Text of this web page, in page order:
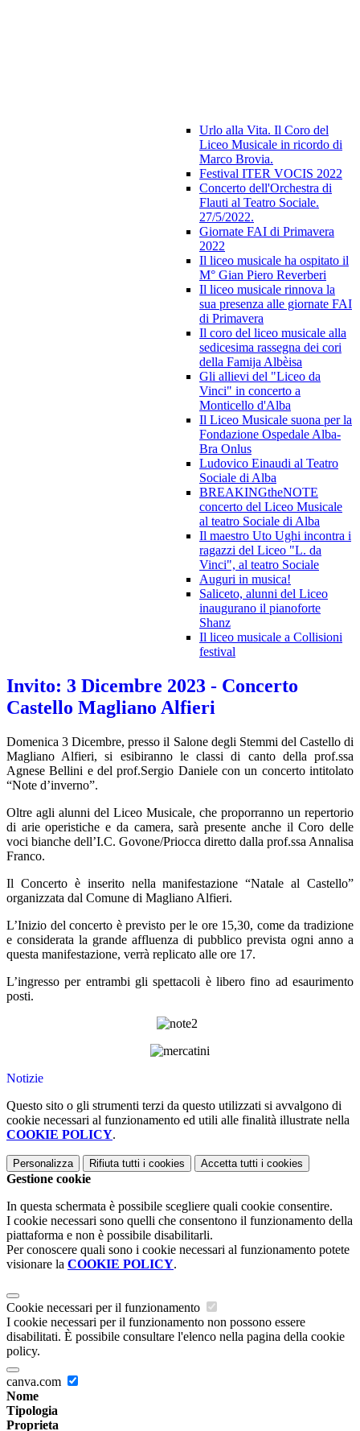
Urlo alla Vita. Il Coro del
Liceo Musicale in ricordo di
Marco Brovia.
Festival ITER VOCIS 2022
Concerto dell'Orchestra di
Flauti al Teatro Sociale.
27/5/2022.
Giornate FAI di Primavera
2022
Il liceo musicale ha ospitato il
M° Gian Piero Reverberi
Il liceo musicale rinnova la
sua presenza alle giornate FAI
di Primavera
Il coro del liceo musicale alla
sedicesima rassegna dei cori
della Famija Albèisa
Gli allievi del "Liceo da
Vinci" in concerto a
Monticello d'Alba
Il Liceo Musicale suona per la
Fondazione Ospedale Alba-
Bra Onlus
Ludovico Einaudi al Teatro
Sociale di Alba
BREAKINGtheNOTE
concerto del Liceo Musicale
al teatro Sociale di Alba
Il maestro Uto Ughi incontra i
ragazzi del Liceo "L. da
Vinci", al teatro Sociale
Auguri in musica!
Saliceto, alunni del Liceo
inaugurano il pianoforte
Shanz
Il liceo musicale a Collisioni
festival
Invito: 3 Dicembre 2023 - Concerto
Castello Magliano Alfieri
Domenica 3 Dicembre, presso il Salone degli Stemmi del Castello di
Magliano Alfieri, si esibiranno le classi di canto della prof.ssa
Agnese Bellini e del prof.Sergio Daniele con un concerto intitolato
“Note d’inverno”.
Oltre agli alunni del Liceo Musicale, che proporranno un repertorio
di arie operistiche e da camera, sarà presente anche il Coro delle
voci bianche dell’I.C. Govone/Priocca diretto dalla prof.ssa Annalisa
Franco.
Il Concerto è inserito nella manifestazione “Natale al Castello”
organizzata dal Comune di Magliano Alfieri.
L’Inizio del concerto è previsto per le ore 15,30, come da tradizione
e considerata la grande affluenza di pubblico prevista ogni anno a
questa manifestazione, verrà replicato alle ore 17.
L’ingresso per entrambi gli spettacoli è libero fino ad esaurimento
posti.
Notizie
Questo sito o gli strumenti terzi da questo utilizzati si avvalgono di
cookie necessari al funzionamento ed utili alle finalità illustrate nella
COOKIE POLICY.
Personalizza Rifiuta tutti i cookies Accetta tutti i cookies
Gestione cookie
In questa schermata è possibile scegliere quali cookie consentire.
I cookie necessari sono quelli che consentono il funzionamento della
piattaforma e non è possibile disabilitarli.
Per conoscere quali sono i cookie necessari al funzionamento potete
visionare la COOKIE POLICY.
Cookie necessari per il funzionamento
I cookie necessari per il funzionamento non possono essere
disabilitati. È possibile consultare l'elenco nella pagina della cookie
policy.
canva.com
Nome
Tipologia
Proprieta